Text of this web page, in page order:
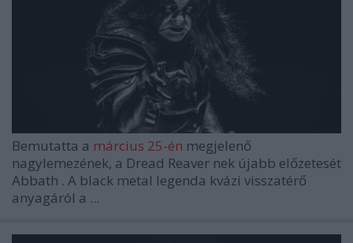
Bemutatta a március 25-én megjelenő
nagylemezének, a Dread Reaver nek újabb előzetesét
Abbath . A black metal legenda kvázi visszatérő
anyagáról a ...